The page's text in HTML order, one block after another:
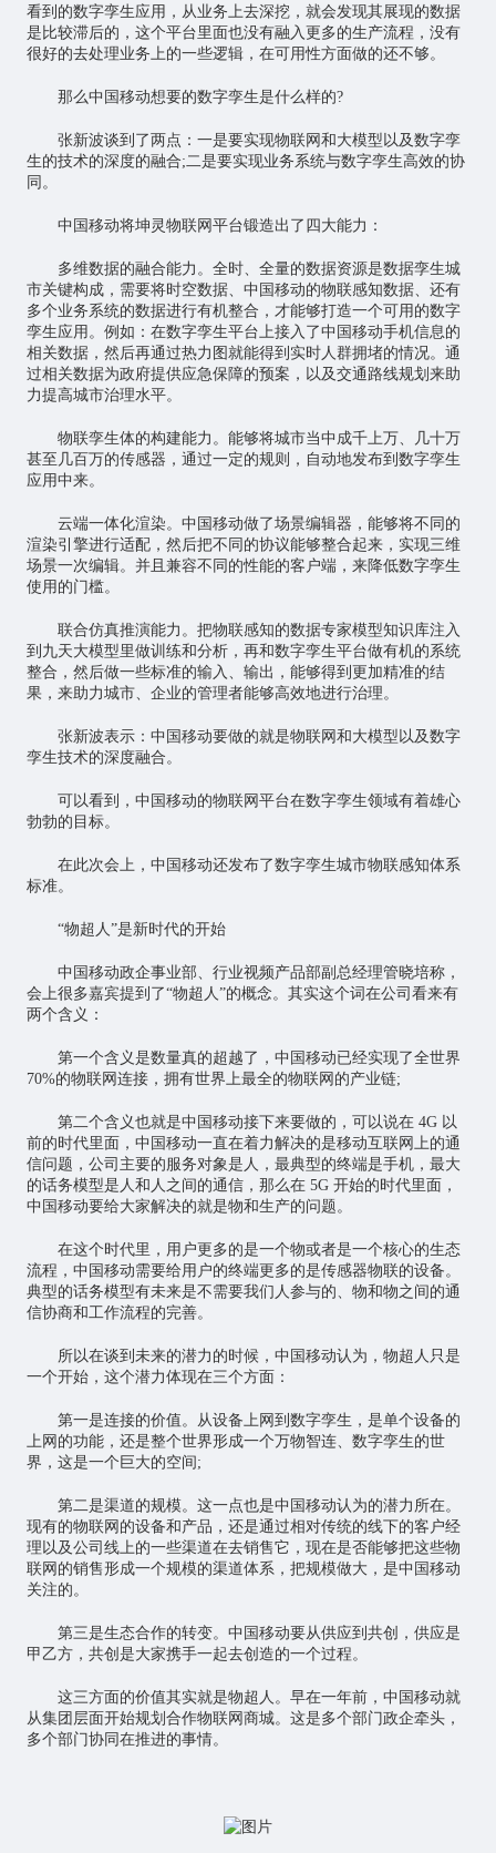
看到的数字孪生应用，从业务上去深挖，就会发现其展现的数据
是比较滞后的，这个平台里面也没有融入更多的生产流程，没有
很好的去处理业务上的一些逻辑，在可用性方面做的还不够。
那么中国移动想要的数字孪生是什么样的?
张新波谈到了两点：一是要实现物联网和大模型以及数字孪
生的技术的深度的融合;二是要实现业务系统与数字孪生高效的协
同。
中国移动将坤灵物联网平台锻造出了四大能力：
多维数据的融合能力。全时、全量的数据资源是数据孪生城
市关键构成，需要将时空数据、中国移动的物联感知数据、还有
多个业务系统的数据进行有机整合，才能够打造一个可用的数字
孪生应用。例如：在数字孪生平台上接入了中国移动手机信息的
相关数据，然后再通过热力图就能得到实时人群拥堵的情况。通
过相关数据为政府提供应急保障的预案，以及交通路线规划来助
力提高城市治理水平。
物联孪生体的构建能力。能够将城市当中成千上万、几十万
甚至几百万的传感器，通过一定的规则，自动地发布到数字孪生
应用中来。
云端一体化渲染。中国移动做了场景编辑器，能够将不同的
渲染引擎进行适配，然后把不同的协议能够整合起来，实现三维
场景一次编辑。并且兼容不同的性能的客户端，来降低数字孪生
使用的门槛。
联合仿真推演能力。把物联感知的数据专家模型知识库注入
到九天大模型里做训练和分析，再和数字孪生平台做有机的系统
整合，然后做一些标准的输入、输出，能够得到更加精准的结
果，来助力城市、企业的管理者能够高效地进行治理。
张新波表示：中国移动要做的就是物联网和大模型以及数字
孪生技术的深度融合。
可以看到，中国移动的物联网平台在数字孪生领域有着雄心
勃勃的目标。
在此次会上，中国移动还发布了数字孪生城市物联感知体系
标准。
“物超人”是新时代的开始
中国移动政企事业部、行业视频产品部副总经理管晓培称，
会上很多嘉宾提到了“物超人”的概念。其实这个词在公司看来有
两个含义：
第一个含义是数量真的超越了，中国移动已经实现了全世界
70%的物联网连接，拥有世界上最全的物联网的产业链;
第二个含义也就是中国移动接下来要做的，可以说在 4G 以
前的时代里面，中国移动一直在着力解决的是移动互联网上的通
信问题，公司主要的服务对象是人，最典型的终端是手机，最大
的话务模型是人和人之间的通信，那么在 5G 开始的时代里面，
中国移动要给大家解决的就是物和生产的问题。
在这个时代里，用户更多的是一个物或者是一个核心的生态
流程，中国移动需要给用户的终端更多的是传感器物联的设备。
典型的话务模型有未来是不需要我们人参与的、物和物之间的通
信协商和工作流程的完善。
所以在谈到未来的潜力的时候，中国移动认为，物超人只是
一个开始，这个潜力体现在三个方面：
第一是连接的价值。从设备上网到数字孪生，是单个设备的
上网的功能，还是整个世界形成一个万物智连、数字孪生的世
界，这是一个巨大的空间;
第二是渠道的规模。这一点也是中国移动认为的潜力所在。
现有的物联网的设备和产品，还是通过相对传统的线下的客户经
理以及公司线上的一些渠道在去销售它，现在是否能够把这些物
联网的销售形成一个规模的渠道体系，把规模做大，是中国移动
关注的。
第三是生态合作的转变。中国移动要从供应到共创，供应是
甲乙方，共创是大家携手一起去创造的一个过程。
这三方面的价值其实就是物超人。早在一年前，中国移动就
从集团层面开始规划合作物联网商城。这是多个部门政企牵头，
多个部门协同在推进的事情。